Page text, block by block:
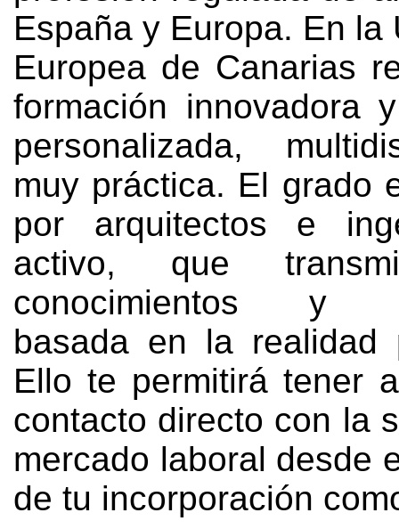
España y Europa. En la
Europea de Canarias
formación innovadora
personalizada,
muy práctica. El grado
por arquitectos e
activo, que
conocimientos y
basada en la realidad
Ello te permitirá tener
contacto directo con la
mercado laboral desde
de tu incorporación